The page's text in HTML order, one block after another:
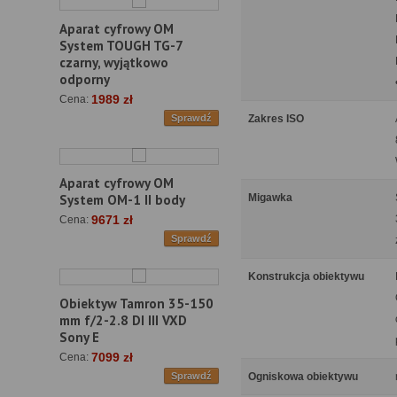
Aparat cyfrowy OM
System TOUGH TG-7
czarny, wyjątkowo
odporny
Cena: 1989 zł
Sprawdź
Aparat cyfrowy OM
System OM-1 II body
Cena: 9671 zł
Sprawdź
Obiektyw Tamron 35-150
mm f/2-2.8 DI III VXD
Sony E
Cena: 7099 zł
Sprawdź
Zakres ISO
Migawka
Konstrukcja obiektywu
Ogniskowa obiektywu